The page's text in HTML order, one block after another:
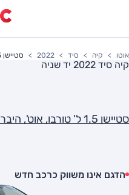
אוטו קיה סיד 2022 סטיישן 1.5 ל' טורבו, אוט', היברידי מתון
קיה סיד 2022 יד שניה
סטיישן 1.5 ל' טורבו, אוט', היברידי מתון
הדגם אינו משווק כרכב חדש